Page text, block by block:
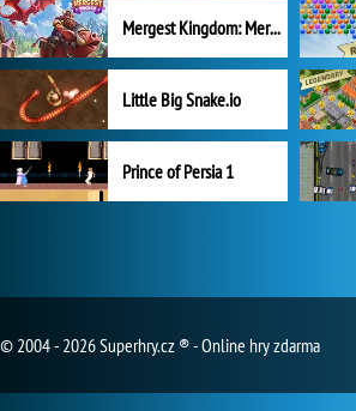
Mergest Kingdom: Merge Puzzle
Little Big Snake.io
Prince of Persia 1
© 2004 - 2026 Superhry.cz ® - Online hry zdarma